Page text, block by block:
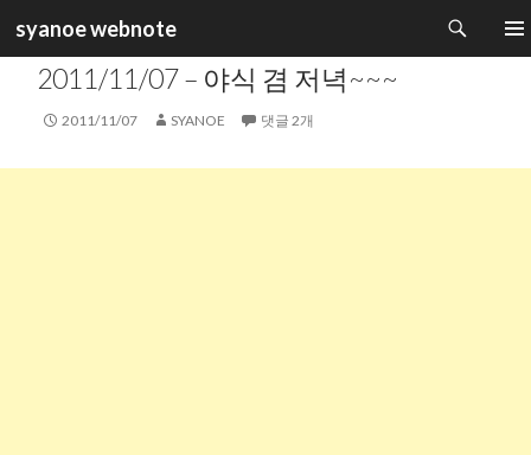
syanoe webnote
색
너
카테고리 :
2011/11/07 – 야식 겸 저녁~~~
2011/11/07 SYANOE 댓글 2개